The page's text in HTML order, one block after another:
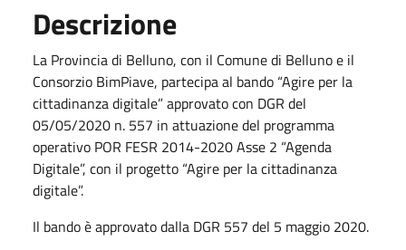
Descrizione
La Provincia di Belluno, con il Comune di Belluno e il
Consorzio BimPiave, partecipa al bando “Agire per la
cittadinanza digitale” approvato con DGR del
05/05/2020 n. 557 in attuazione del programma
operativo POR FESR 2014-2020 Asse 2 “Agenda
Digitale”, con il progetto “Agire per la cittadinanza
digitale”.
Il bando è approvato dalla DGR 557 del 5 maggio 2020.